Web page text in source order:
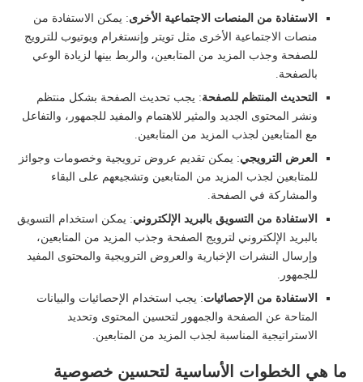
الاستفادة من المنصات الاجتماعية الأخرى: يمكن الاستفادة من
منصات الاجتماعية الأخرى مثل تويتر وإنستغرام ويوتيوب للترويج
للصفحة وجذب المزيد من المتابعين، والربط بينها لزيادة الوعي
بالصفحة.
التحديث المنتظم للصفحة: يجب تحديث الصفحة بشكل منتظم
ونشر المحتوى الجديد والمثير للاهتمام والمفيد للجمهور، والتفاعل
مع المتابعين لجذب المزيد من المتابعين.
العرض الترويجي: يمكن تقديم عروض ترويجية وخصومات وجوائز
للمتابعين لجذب المزيد من المتابعين وتشجيعهم على البقاء
والمشاركة في الصفحة.
الاستفادة من التسويق بالبريد الإلكتروني: يمكن استخدام التسويق
بالبريد الإلكتروني لترويج الصفحة وجذب المزيد من المتابعين،
وإرسال النشرات الإخبارية والعروض الترويجية والمحتوى المفيد
للجمهور.
الاستفادة من الإحصائيات: يجب استخدام الإحصائيات والبيانات
المتاحة عن الصفحة والجمهور لتحسين المحتوى وتحديد
الاستراتيجية المناسبة لجذب المزيد من المتابعين.
ما هي الخطوات الأساسية لتحسين خصوصية